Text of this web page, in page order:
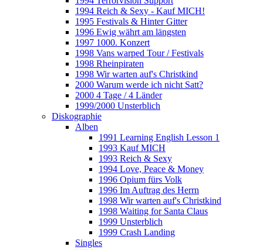
1994 Reich & Sexy - Kauf MICH!
1995 Festivals & Hinter Gitter
1996 Ewig währt am längsten
1997 1000. Konzert
1998 Vans warped Tour / Festivals
1998 Rheinpiraten
1998 Wir warten auf's Christkind
2000 Warum werde ich nicht Satt?
2000 4 Tage / 4 Länder
1999/2000 Unsterblich
Diskographie
Alben
1991 Learning English Lesson 1
1993 Kauf MICH
1993 Reich & Sexy
1994 Love, Peace & Money
1996 Opium fürs Volk
1996 Im Auftrag des Herrn
1998 Wir warten auf's Christkind
1998 Waiting for Santa Claus
1999 Unsterblich
1999 Crash Landing
Singles